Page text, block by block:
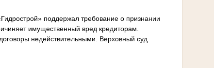
поддержал требование о признании
имущественный вред кредиторам.
недействительными. Верховный суд